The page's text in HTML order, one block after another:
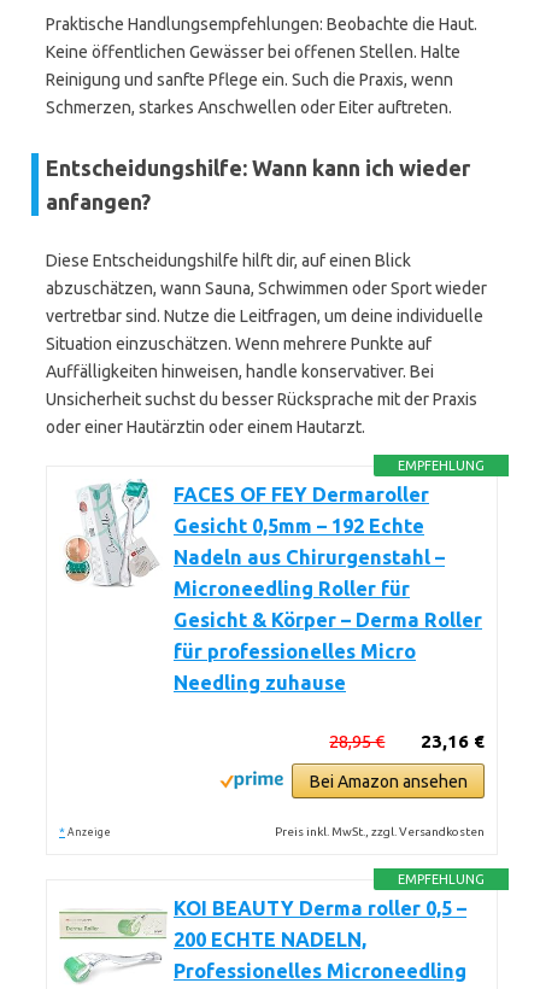
Praktische Handlungsempfehlungen: Beobachte die Haut.
Keine öffentlichen Gewässer bei offenen Stellen. Halte
Reinigung und sanfte Pflege ein. Such die Praxis, wenn
Schmerzen, starkes Anschwellen oder Eiter auftreten.
Entscheidungshilfe: Wann kann ich wieder
anfangen?
Diese Entscheidungshilfe hilft dir, auf einen Blick
abzuschätzen, wann Sauna, Schwimmen oder Sport wieder
vertretbar sind. Nutze die Leitfragen, um deine individuelle
Situation einzuschätzen. Wenn mehrere Punkte auf
Auffälligkeiten hinweisen, handle konservativer. Bei
Unsicherheit suchst du besser Rücksprache mit der Praxis
oder einer Hautärztin oder einem Hautarzt.
EMPFEHLUNG
FACES OF FEY Dermaroller
Gesicht 0,5mm – 192 Echte
Nadeln aus Chirurgenstahl –
Microneedling Roller für
Gesicht & Körper – Derma Roller
für professionelles Micro
Needling zuhause
23,16 €
28,95 €
Bei Amazon ansehen
* Anzeige Preis inkl. MwSt., zzgl. Versandkosten
EMPFEHLUNG
KOI BEAUTY Derma roller 0,5 –
200 ECHTE NADELN,
Professionelles Microneedling